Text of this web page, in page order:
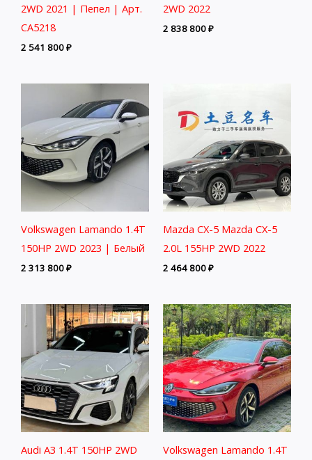
2WD 2021 | Пепел | Арт.
CA5218
2 541 800₽
2WD 2022
2 838 800₽
Volkswagen Lamando 1.4T
150HP 2WD 2023 | Белый
2 313 800₽
Mazda CX-5 Mazda CX-5
2.0L 155HP 2WD 2022
2 464 800₽
Audi A3 1.4T 150HP 2WD
Volkswagen Lamando 1.4T